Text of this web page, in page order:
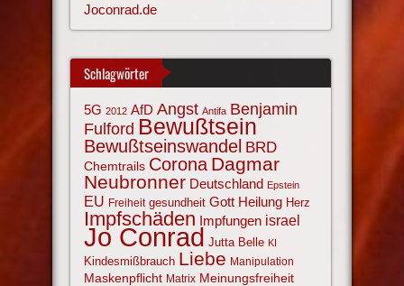
Joconrad.de
Schlagwörter
5G 2012 AfD Angst Antifa Benjamin
Fulford Bewußtsein
Bewußtseinswandel BRD
Chemtrails Corona Dagmar
Neubronner Deutschland Epstein
EU Freiheit gesundheit Gott Heilung Herz
Impfschäden Impfungen israel
Jo Conrad Jutta Belle KI
Kindesmißbrauch Liebe Manipulation
Maskenpflicht Matrix Meinungsfreiheit